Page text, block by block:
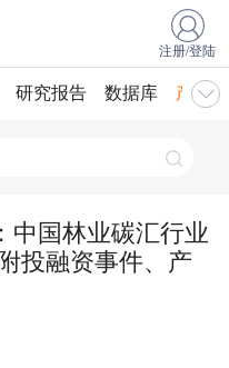
注册/登陆
研究报告 数据库 产业
中国林业碳汇行业
投融资事件、产